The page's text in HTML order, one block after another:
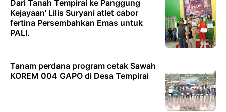
Dari Tanah Tempirai ke Panggung
Kejayaan' Lilis Suryani atlet cabor
fertina Persembahkan Emas untuk
PALI.
Tanam perdana program cetak Sawah
KOREM 004 GAPO di Desa Tempirai